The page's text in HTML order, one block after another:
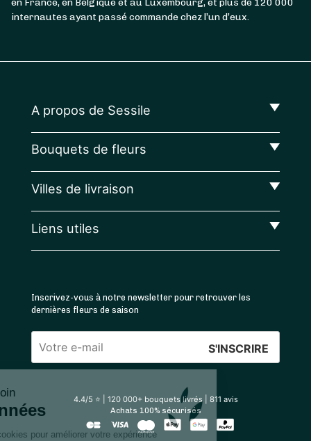
Sessile prend soin
de vos données
Nous utilisons des cookies pour améliorer votre expérience
en France, en Belgique et au Luxembourg, et plus de 120 000
internautes ayant passé commande chez l’un d’eux.
A propos de Sessile
Bouquets de fleurs
Villes de livraison
Liens utiles
Inscrivez-vous à notre newsletter pour retrouver les
dernières fleurs de saison
Veuillez
champ
4.4/5 ⭐ | 120 000+ bouquets livrés | 811 avis
Achats 100% sécurisés